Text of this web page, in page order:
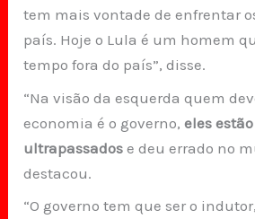
tem mais vontade de enfrentar
país. Hoje o Lula é um homem
tempo fora do país”, disse.
“Na visão da esquerda quem
economia é o governo,eles
ultrapassados e deu errado no
destacou.
“O governo tem que ser o